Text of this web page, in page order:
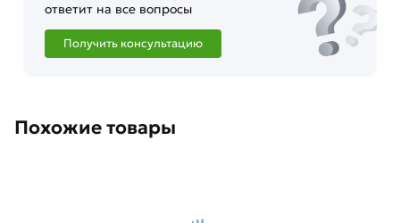
ответит на все вопросы
Получить консультацию
Похожие товары